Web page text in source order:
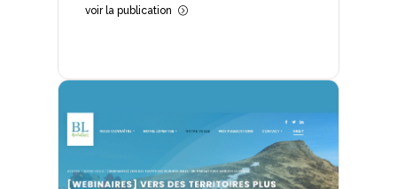
voir la publication =